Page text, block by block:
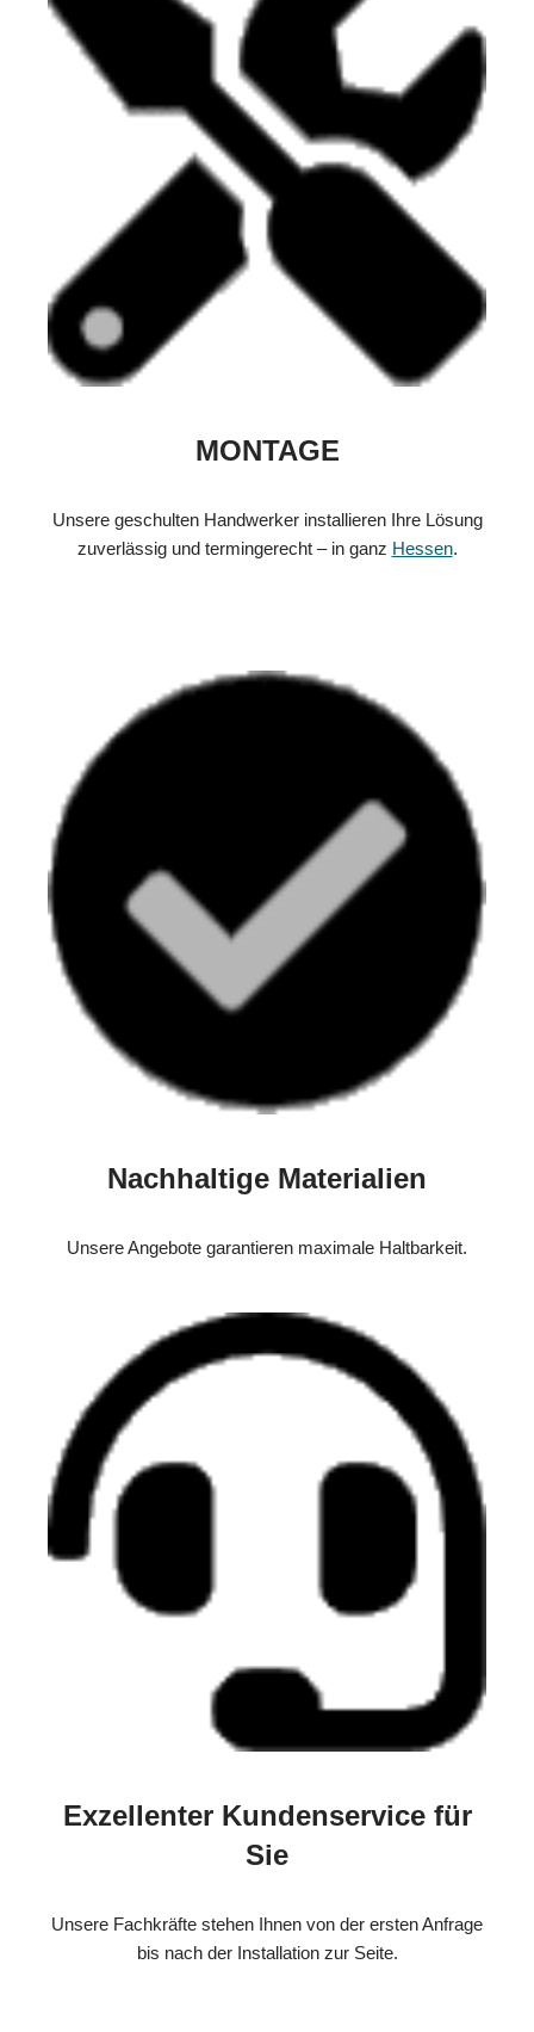
MONTAGE
Unsere geschulten Handwerker installieren Ihre Lösung
zuverlässig und termingerecht – in ganz Hessen.
Nachhaltige Materialien
Unsere Angebote garantieren maximale Haltbarkeit.
Exzellenter Kundenservice für
Sie
Unsere Fachkräfte stehen Ihnen von der ersten Anfrage
bis nach der Installation zur Seite.